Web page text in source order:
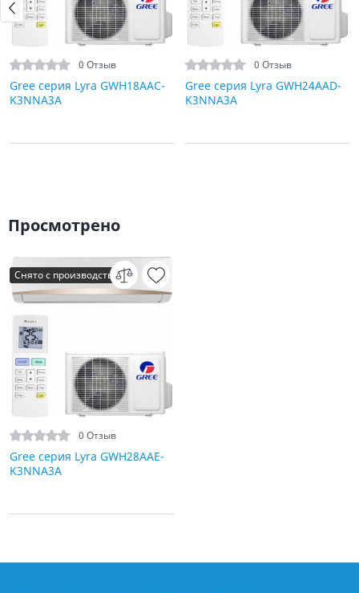
0 Отзыв
Gree серия Lyra GWH18AAC-
K3NNA3A
0 Отзыв
Gree серия Lyra GWH24AAD-
K3NNA3A
Просмотрено
Снято с производства
0 Отзыв
Gree серия Lyra GWH28AAE-
K3NNA3A